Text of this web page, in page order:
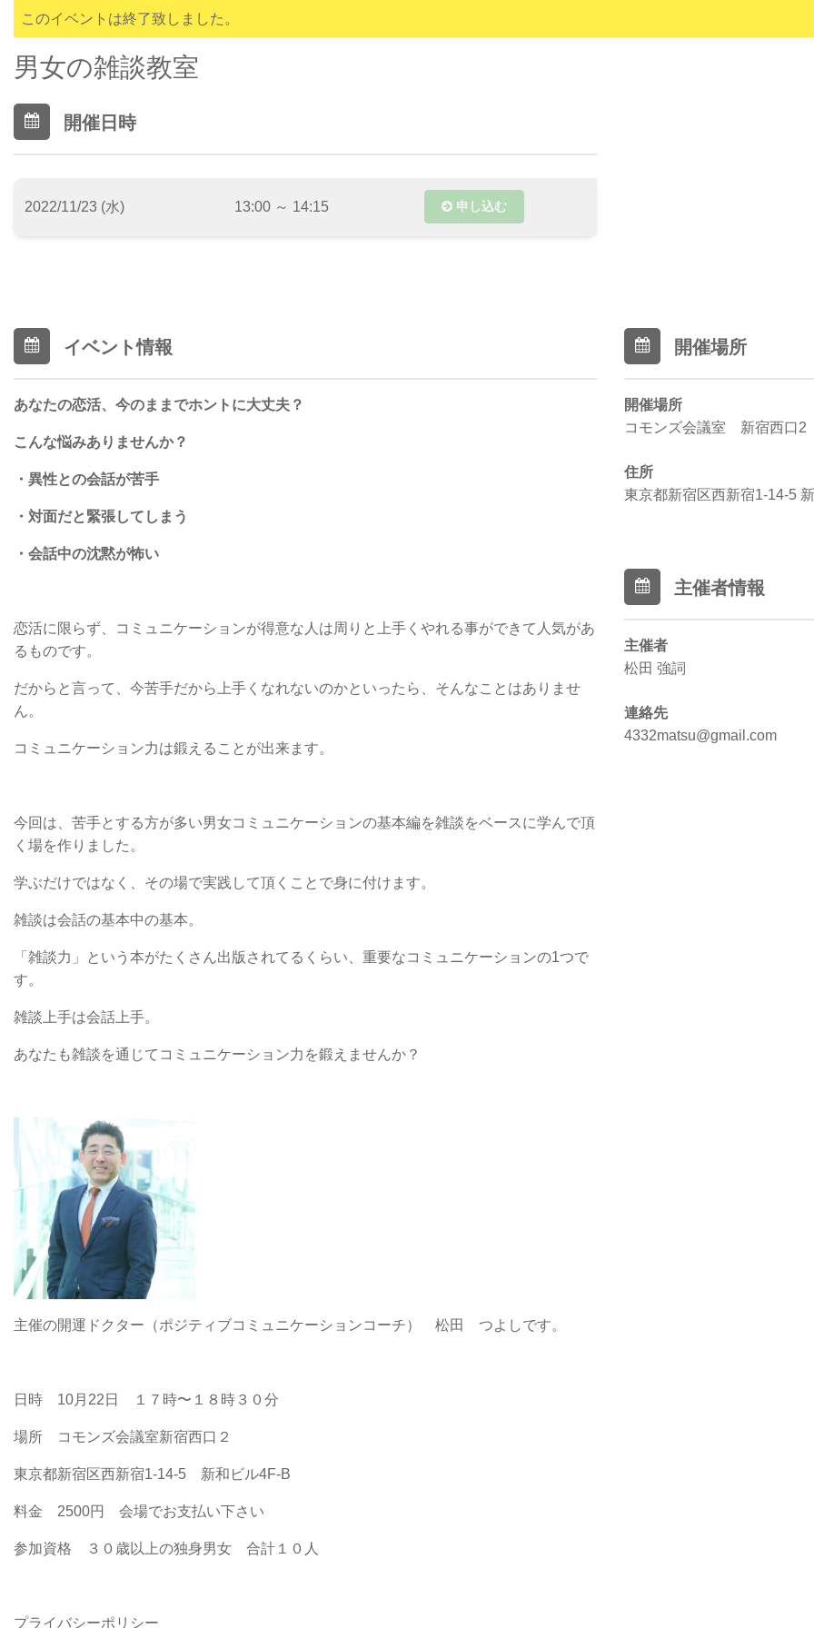
このイベントは終了致しました。
男女の雑談教室
開催日時
2022/11/23 (水) 13:00 ～ 14:15 申し込む
イベント情報
あなたの恋活、今のままでホントに大丈夫？
こんな悩みありませんか？
・異性との会話が苦手
・対面だと緊張してしまう
・会話中の沈黙が怖い
恋活に限らず、コミュニケーションが得意な人は周りと上手くやれる事ができて人気があ
るものです。
だからと言って、今苦手だから上手くなれないのかといったら、そんなことはありませ
ん。
コミュニケーション力は鍛えることが出来ます。
今回は、苦手とする方が多い男女コミュニケーションの基本編を雑談をベースに学んで頂
く場を作りました。
学ぶだけではなく、その場で実践して頂くことで身に付けます。
雑談は会話の基本中の基本。
「雑談力」という本がたくさん出版されてるくらい、重要なコミュニケーションの1つで
す。
雑談上手は会話上手。
あなたも雑談を通じてコミュニケーション力を鍛えませんか？
主催の開運ドクター（ポジティブコミュニケーションコーチ） 松田 つよしです。
日時 10月22日 １７時〜１８時３０分
場所 コモンズ会議室新宿西口２
東京都新宿区西新宿1-14-5 新和ビル4F-B
料金 2500円 会場でお支払い下さい
参加資格 ３０歳以上の独身男女 合計１０人
プライバシーポリシー
開催場所
開催場所
コモンズ会議室 新宿西口2
住所
東京都新宿区西新宿1-14-5
主催者情報
主催者
松田 強詞
連絡先
4332matsu@gmail.com